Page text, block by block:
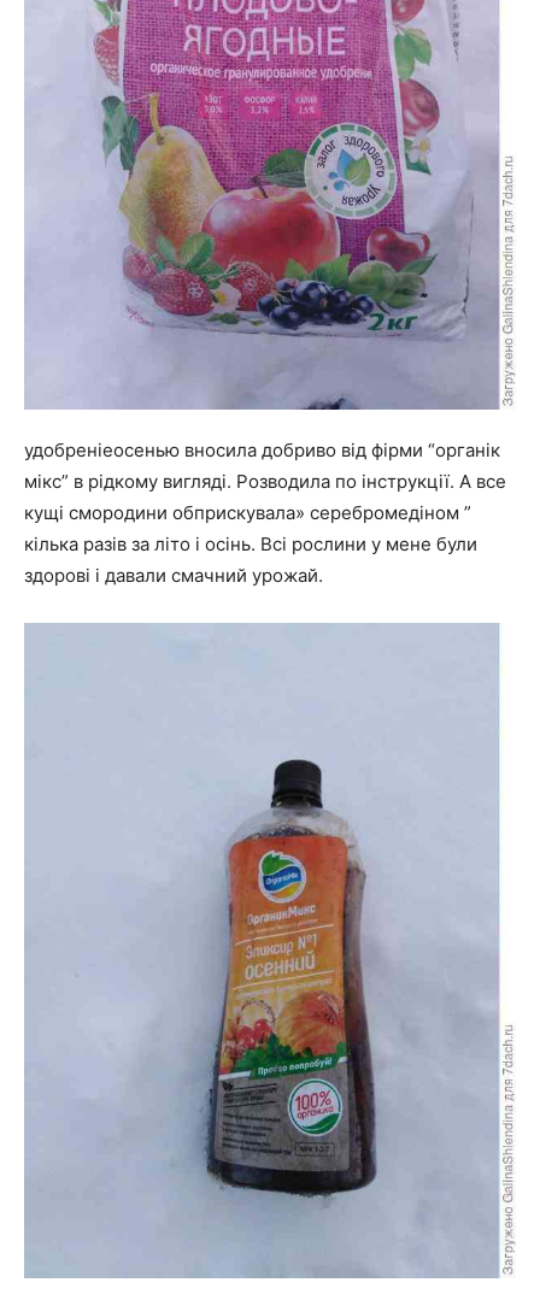
удобреніеосенью вносила добриво від фірми “органік
мікс” в рідкому вигляді. Розводила по інструкції. А все
кущі смородини обприскувала» серебромедіном ”
кілька разів за літо і осінь. Всі рослини у мене були
здорові і давали смачний урожай.